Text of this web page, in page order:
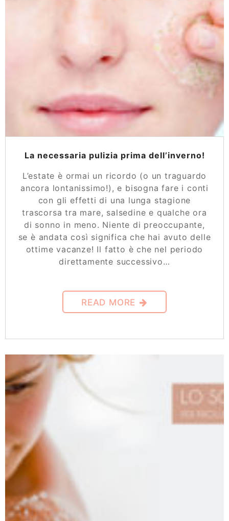
La necessaria pulizia prima dell’inverno!
L’estate è ormai un ricordo (o un traguardo
ancora lontanissimo!), e bisogna fare i conti
con gli effetti di una lunga stagione
trascorsa tra mare, salsedine e qualche ora
di sonno in meno. Niente di preoccupante,
se è andata così significa che hai avuto delle
ottime vacanze! Il fatto è che nel periodo
direttamente successivo…
READ MORE